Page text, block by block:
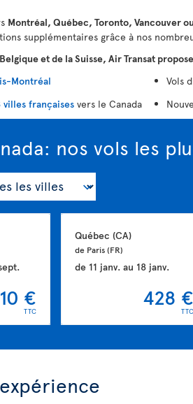
Montréal, Québec, Toronto, Vancouver
supplémentaires grâce à nos
et de la Suisse, Air Transat
Montréal
françaises vers le Canada
Vols
nos vols les
€
TTC
Québec (CA)
de Paris (FR)
de 11 janv.au 18 janv.
428 €
TTC